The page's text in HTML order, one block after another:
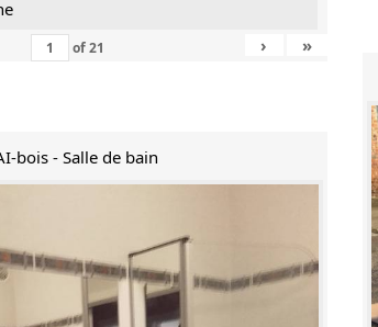
of21 › »
bois - Salle de bain